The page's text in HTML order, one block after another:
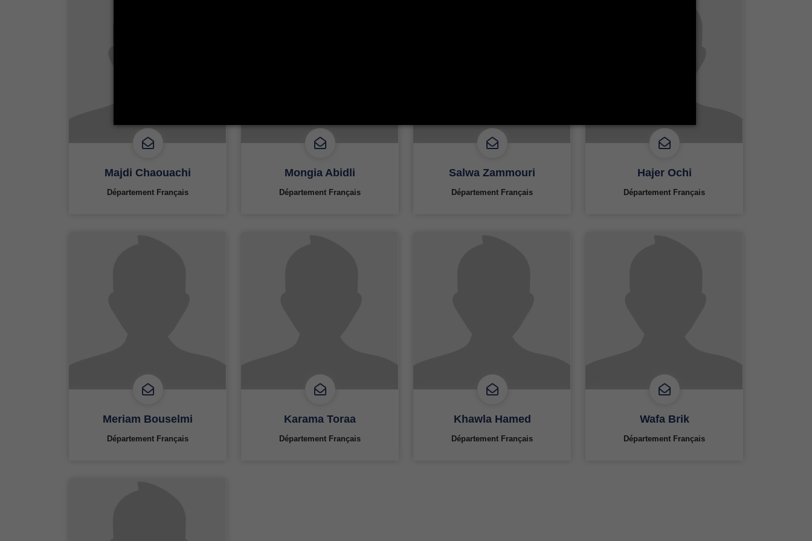
Majdi Chaouachi
Département Français
Mongia Abidli
Département Français
Salwa Zammouri
Département Français
Hajer Ochi
Département Français
Meriam Bouselmi
Département Français
Karama Toraa
Département Français
Khawla Hamed
Département Français
Wafa Brik
Département Français